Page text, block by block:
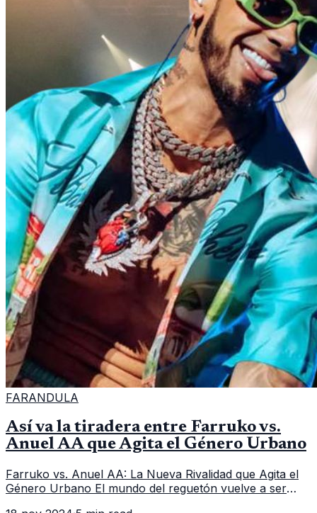
FARANDULA
Así va la tiradera entre Farruko vs.
Anuel AA que Agita el Género Urbano
Farruko vs. Anuel AA: La Nueva Rivalidad que Agita el
Género Urbano El mundo del reguetón vuelve a ser